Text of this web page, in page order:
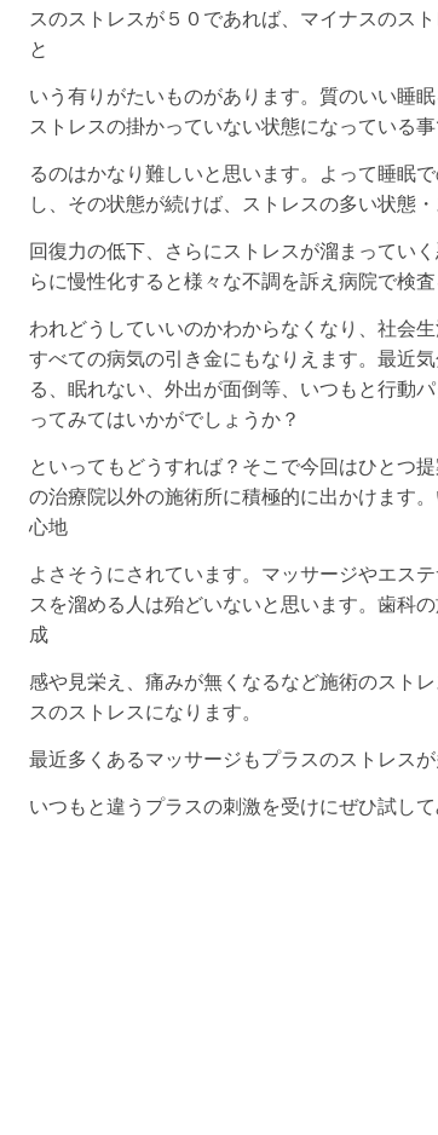
スのストレスが５０であれば、マイナスのス
と
いう有りがたいものがあります。質のいい睡
ストレスの掛かっていない状態になっている
るのはかなり難しいと思います。よって睡眠
し、その状態が続けば、ストレスの多い状態・
回復力の低下、さらにストレスが溜まってい
らに慢性化すると様々な不調を訴え病院で検
われどうしていいのかわからなくなり、社会
すべての病気の引き金にもなりえます。最近
る、眠れない、外出が面倒等、いつもと行動
ってみてはいかがでしょうか？
といってもどうすれば？そこで今回はひとつ
の治療院以外の施術所に積極的に出かけます
心地
よさそうにされています。マッサージやエス
スを溜める人は殆どいないと思います。歯科
成
感や見栄え、痛みが無くなるなど施術のスト
スのストレスになります。
最近多くあるマッサージもプラスのストレス
いつもと違うプラスの刺激を受けにぜひ試し